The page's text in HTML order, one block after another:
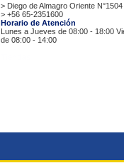
> Diego de Almagro Oriente N°1504
> +56 65-2351600
Horario de Atención
Lunes a Jueves de 08:00 - 18:00
de 08:00 - 14:00